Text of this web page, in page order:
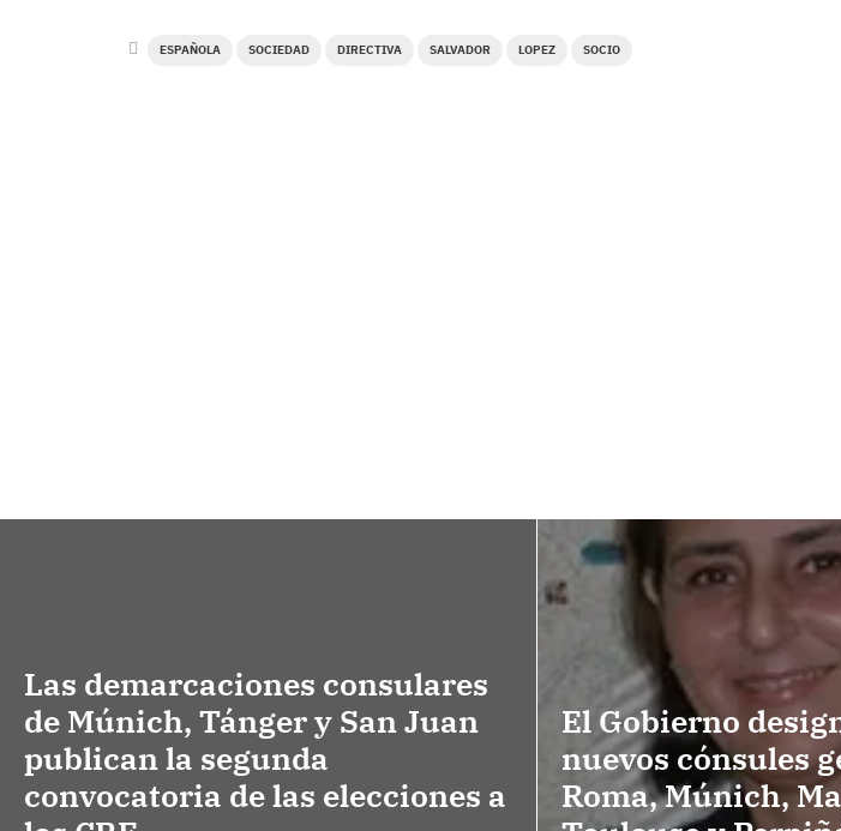
ESPAÑOLA SOCIEDAD DIRECTIVA SALVADOR LOPEZ SOCIO
Las demarcaciones consulares
de Múnich, Tánger y San Juan
publican la segunda
convocatoria de las elecciones a
El Gobierno
nuevos cónsules
Roma, Múnich,